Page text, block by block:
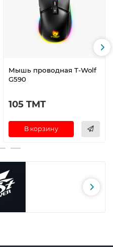
Мышь проводная T-Wolf
G590
105 TMT
В корзину